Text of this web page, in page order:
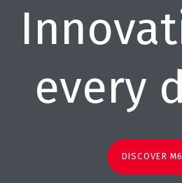
every
DISCOVER M6